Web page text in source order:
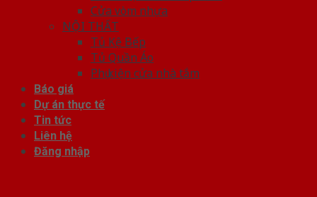
Cửa vòm nhựa
NỘI THẤT
Tủ Kệ Bếp
Tủ Quần Áo
Phụ kiện cửa nhà tắm
Báo giá
Dự án thực tế
Tin tức
Liên hệ
Đăng nhập